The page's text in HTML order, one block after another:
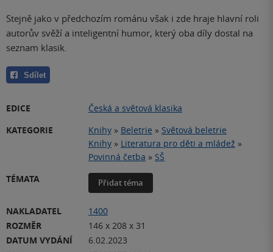
Stejně jako v předchozím románu však i zde hraje hlavní roli
autorův svěží a inteligentní humor, který oba díly dostal na
seznam klasik.
Sdílet
EDICE
Česká a světová klasika
KATEGORIE
Knihy » Beletrie » Světová beletrie
Knihy » Literatura pro děti a mládež »
Povinná četba » SŠ
TÉMATA
Přidat téma
NAKLADATEL
1400
ROZMĚR
146 x 208 x 31
DATUM VYDÁNÍ
6.02.2023